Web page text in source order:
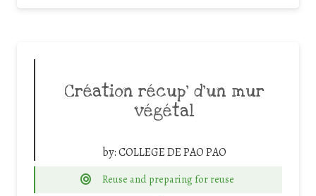
Création récup’ d’un mur
végétal
by:COLLEGE DE PAO PAO
Reuse and preparing for reuse